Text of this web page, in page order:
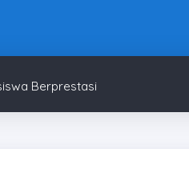
Berprestasi